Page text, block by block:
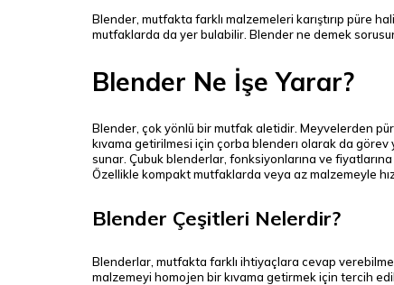
Blender, mutfakta farklı malzemeleri karıştırıp püre
mutfaklarda da yer bulabilir. Blender ne demek
Blender Ne İşe Yarar?
Blender, çok yönlü bir mutfak aletidir. Meyvelerden
kıvama getirilmesi için çorba blenderı olarak da görev
sunar. Çubuk blenderlar, fonksiyonlarına ve
Özellikle kompakt mutfaklarda veya az malzemeyle
Blender Çeşitleri Nelerdir?
Blenderlar, mutfakta farklı ihtiyaçlara cevap
malzemeyi homojen bir kıvama getirmek için tercih